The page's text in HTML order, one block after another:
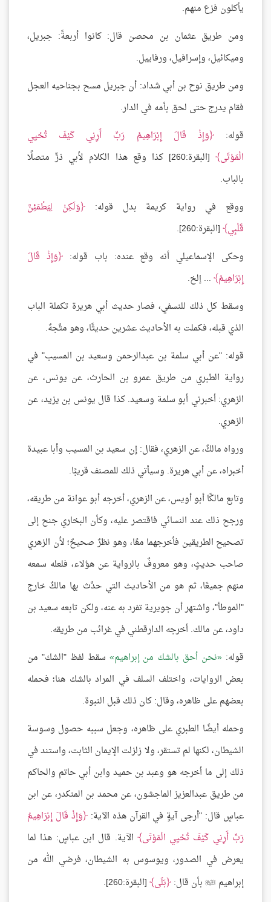
يأكلون فزع منهم.
ومن طريق عثمان بن محصن قال: كانوا أربعةً: جبريل،
وميكائيل، وإسرافيل، ورفاييل.
ومن طريق نوح بن أبي شداد: أن جبريل مسح بجناحيه العجل
فقام يدرج حتى لحق بأمه في الدار.
قوله: وَإِذْ قَالَ إِبْرَاهِيمُ رَبِّ أَرِنِي كَيْفَ تُحْيِي
الْمَوْتَى
[البقرة:260] كذا وقع هذا الكلام لأبي ذرٍّ متصلًا
بالباب.
ووقع في رواية كريمة بدل قوله: وَلَكِنْ لِيَطْمَئِنَّ
قَلْبِي [البقرة:260].
وحكى الإسماعيلي أنه وقع عنده: باب قوله: وَإِذْ قَالَ
إِبْرَاهِيمُ ... إلخ.
وسقط كل ذلك للنسفي، فصار حديث أبي هريرة تكملة الباب
الذي قبله، فكملت به الأحاديث عشرين حديثًا، وهو متَّجهٌ.
قوله: "عن أبي سلمة بن عبدالرحمن وسعيد بن المسيب" في
رواية الطبري من طريق عمرو بن الحارث، عن يونس، عن
الزهري: أخبرني أبو سلمة وسعيد. كذا قال يونس بن يزيد، عن
الزهري.
ورواه مالكٌ، عن الزهري، فقال: إن سعيد بن المسيب وأبا عبيدة
أخبراه، عن أبي هريرة. وسيأتي ذلك للمصنف قريبًا.
وتابع مالكًا أبو أويس، عن الزهري، أخرجه أبو عوانة من طريقه،
ورجح ذلك عند النسائي فاقتصر عليه، وكأن البخاري جنح إلى
تصحيح الطريقين فأخرجهما معًا، وهو نظرٌ صحيحٌ؛ لأن الزهري
صاحب حديثٍ، وهو معروفٌ بالرواية عن هؤلاء، فلعله سمعه
منهم جميعًا، ثم هو من الأحاديث التي حدَّث بها مالكٌ خارج
"الموطأ"، واشتهر أن جويرية تفرد به عنه، ولكن تابعه سعيد بن
داود، عن مالك. أخرجه الدارقطني في غرائب من طريقه.
قوله: نحن أحق بالشك من إبراهيم سقط لفظ "الشك" من
بعض الروايات، واختلف السلف في المراد بالشك هنا؛ فحمله
بعضهم على ظاهره، وقال: كان ذلك قبل النبوة.
وحمله أيضًا الطبري على ظاهره، وجعل سببه حصول وسوسة
الشيطان، لكنها لم تستقر، ولا زلزلت الإيمان الثابت، واستند في
ذلك إلى ما أخرجه هو وعبد بن حميد وابن أبي حاتم والحاكم
من طريق عبدالعزيز الماجشون، عن محمد بن المنكدر، عن ابن
عباسٍ قال: "أرجى آيةٍ في القرآن هذه الآية: وَإِذْ قَالَ إِبْرَاهِيمُ
رَبِّ أَرِنِي كَيْفَ تُحْيِي الْمَوْتَى الآية. قال ابن عباسٍ: هذا لما
يعرض في الصدور، ويوسوس به الشيطان، فرضي الله من
إبراهيم  بأن قال: بَلَى [البقرة:260].